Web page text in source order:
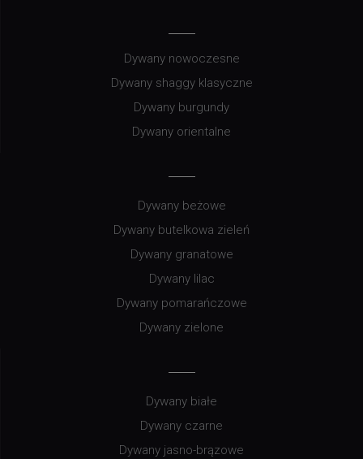
Dywany nowoczesne
Dywany shaggy klasyczne
Dywany burgundy
Dywany orientalne
Dywany beżowe
Dywany butelkowa zieleń
Dywany granatowe
Dywany lilac
Dywany pomarańczowe
Dywany zielone
Dywany białe
Dywany czarne
Dywany jasno-brązowe